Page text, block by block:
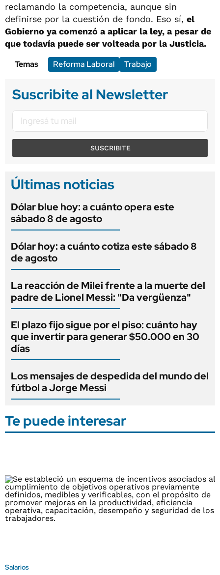
reclamando la competencia, aunque sin
definirse por la cuestión de fondo. Eso sí, el
Gobierno ya comenzó a aplicar la ley, a pesar de
que todavía puede ser volteada por la Justicia.
Temas
Reforma Laboral Trabajo
Suscribite al Newsletter
SUSCRIBITE
Últimas noticias
Dólar blue hoy: a cuánto opera este
sábado 8 de agosto
Dólar hoy: a cuánto cotiza este sábado 8
de agosto
La reacción de Milei frente a la muerte del
padre de Lionel Messi: "Da vergüenza"
El plazo fijo sigue por el piso: cuánto hay
que invertir para generar $50.000 en 30
días
Los mensajes de despedida del mundo del
fútbol a Jorge Messi
Te puede interesar
Salarios